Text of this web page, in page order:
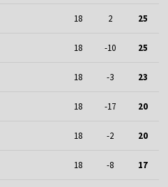
18 2 25
18 -10 25
18 -3 23
18 -17 20
18 -2 20
18 -8 17